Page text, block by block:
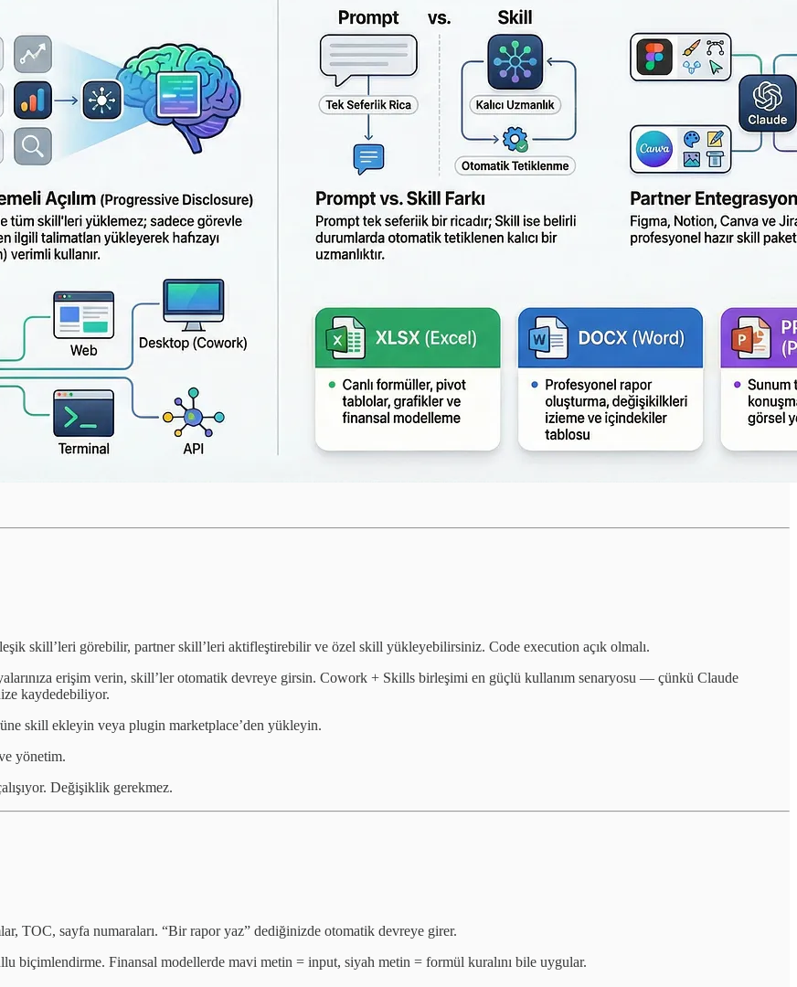
skill’leri görebilir, partner skill’leri aktifleştirebilir ve özel skill yükleyebilirsiniz. Code execution açık olmalı.
erişim verin, skill’ler otomatik devreye girsin. Cowork + Skills birleşimi en güçlü kullanım senaryosu — çünkü Claude
kaydedebiliyor.
skill ekleyin veya plugin marketplace’den yükleyin.
yönetim.
Değişiklik gerekmez.
TOC, sayfa numaraları. “Bir rapor yaz” dediğinizde otomatik devreye girer.
biçimlendirme. Finansal modellerde mavi metin = input, siyah metin = formül kuralını bile uygular.